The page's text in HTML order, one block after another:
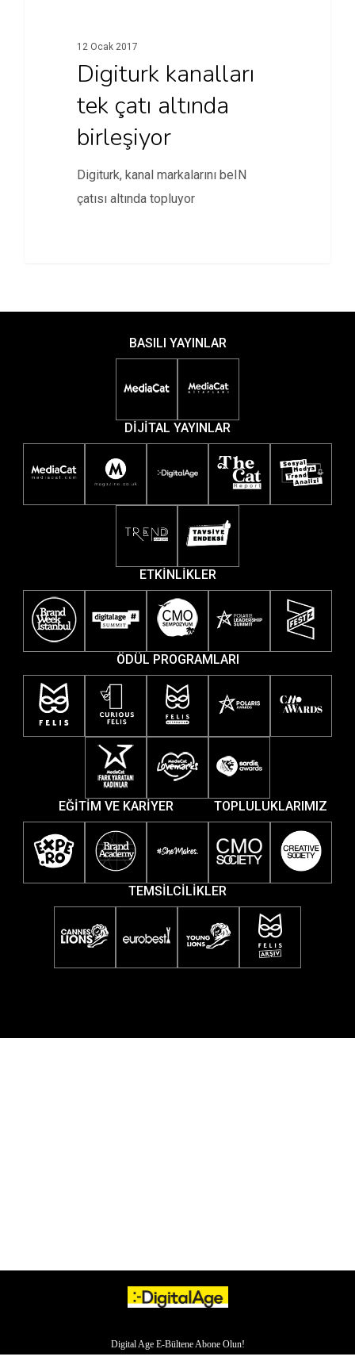
12 Ocak 2017
Digiturk kanalları
tek çatı altında
birleşiyor
Digiturk, kanal markalarını beIN
çatısı altında topluyor
BASILI YAYINLAR
DİJİTAL YAYINLAR
ETKİNLİKLER
ÖDÜL PROGRAMLARI
EĞİTİM VE KARİYER TOPLULUKLARIMIZ
TEMSİLCİLİKLER
Digital Age E-Bültene Abone Olun!